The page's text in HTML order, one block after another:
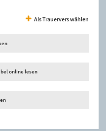
Als Trauervers wählen
online lesen